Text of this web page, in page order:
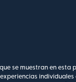
que se muestran en
individuales